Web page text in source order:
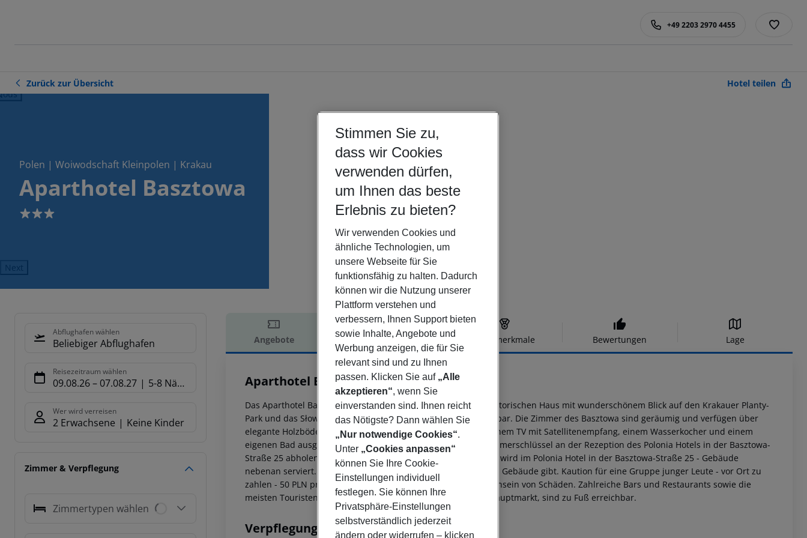
+49 2203 2970 4455
Zurück zur Übersicht Hotel teilen
Polen | Woiwodschaft Kleinpolen | Krakau
Aparthotel Basztowa
3
Next
Abflughafen wählen
Beliebiger Abflughafen
Reisezeitraum wählen
09.08.26– 07.08.27 5-8 Nächte
Wer wird verreisen
2 Erwachsene Keine Kinder
Zimmer & Verpflegung
Zimmertypen wählen
Angebote Hotelbeschreibung Hotelmerkmale Bewertungen Lage
Hotelbeschreibung
Aparthotel Basztowa
3
Das Aparthotel Basztowa befindet sich in einem exklusiven, historischen Haus mit wunderschönem Blick auf den Krakauer Planty-
Park und das Słowacki-Theater. Kostenloses Internet ist verfügbar. Die Zimmer des Basztowa sind geräumig und verfügen über
elegante Holzböden und hohe Decken. Jedes Zimmer ist mit einem TV mit Satellitenempfang, einem Wasserkocher und einem
eigenen Bad ausgestattet. Bitte beachten Sie, dass Sie Ihre Zimmerschlüssel an der Rezeption des Polonia Hotels in der Basztowa-
Straße 25 abholen müssen - Gebäude nebenan. Das Frühstück wird im Polonia Hotel in der Basztowa-Straße 25 - Gebäude
nebenan serviert. Bitte beachten Sie, dass es keinen Aufzug im Gebäude gibt. Kaution für eine Gruppe junger Leute - vor Ort zu
zahlen - 50 PLN pro Person. Rückerstattung bei Nichtvorhandensein von Schäden. Zahlreiche Bars und Restaurants sowie die
meisten Touristenattraktionen, darunter der wunderschöne Hauptmarkt, sind zu Fuß erreichbar.
Verpflegung
Stimmen Sie zu,
dass wir Cookies
verwenden dürfen,
um Ihnen das beste
Erlebnis zu bieten?
Wir verwenden Cookies und
ähnliche Technologien, um
unsere Webseite für Sie
funktionsfähig zu halten. Dadurch
können wir die Nutzung unserer
Plattform verstehen und
verbessern, Ihnen Support bieten
sowie Inhalte, Angebote und
Werbung anzeigen, die für Sie
relevant sind und zu Ihnen
passen. Klicken Sie auf „Alle
akzeptieren“, wenn Sie
einverstanden sind. Ihnen reicht
das Nötigste? Dann wählen Sie
„Nur notwendige Cookies“.
Unter „Cookies anpassen“
können Sie Ihre Cookie-
Einstellungen individuell
festlegen. Sie können Ihre
Privatsphäre-Einstellungen
selbstverständlich jederzeit
ändern oder widerrufen – klicken